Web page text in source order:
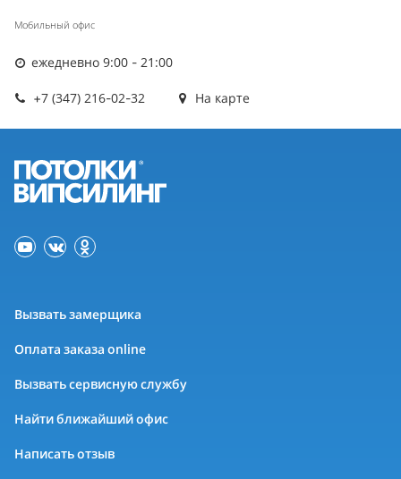
Мобильный офис
ежедневно 9:00 - 21:00
+7 (347) 216-02-32 На карте
Вызвать замерщика
Оплата заказа online
Вызвать сервисную службу
Найти ближайший офис
Написать отзыв